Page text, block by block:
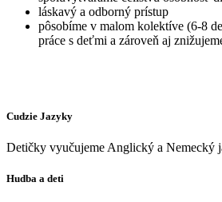
láskavý a odborný prístup
pôsobíme v malom kolektíve (6-8
práce s deťmi a zároveň aj
Cudzie Jazyky
Detičky vyučujeme Anglický a Nemecký
Hudba a deti